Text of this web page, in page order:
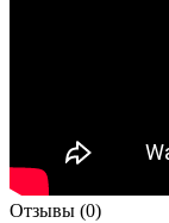
Отзывы (0)